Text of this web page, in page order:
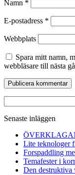
Namn *
E-postadress *
Webbplats
Spara mitt namn,
webbläsare till nästa
efter:
Senaste inläggen
Lite teknologer
Forspaddling
Temafester i
Den destruktiva